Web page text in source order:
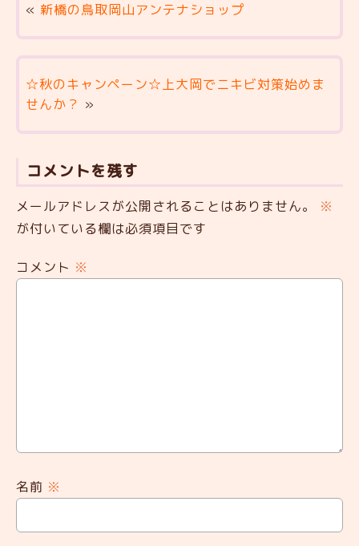
« 新橋の鳥取岡山アンテナショップ
☆秋のキャンペーン☆上大岡でニキビ対策始めま
せんか？ »
コメントを残す
メールアドレスが公開されることはありません。
※
が付いている欄は必須項目です
コメント ※
名前 ※